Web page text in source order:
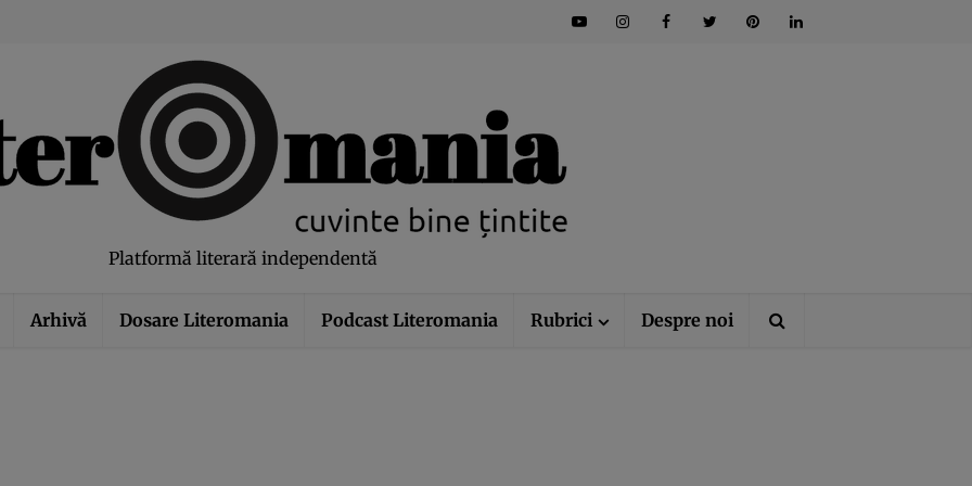
Platformă literară independentă
Arhivă Dosare Literomania Podcast Literomania Rubrici Despre noi